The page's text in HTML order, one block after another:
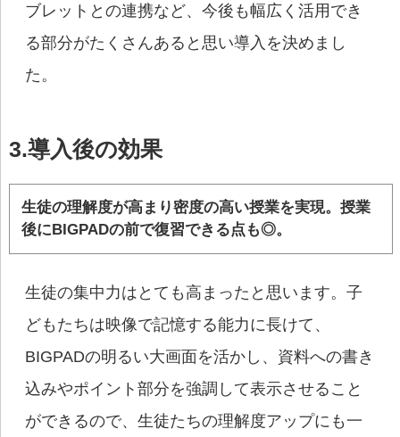
ブレットとの連携など、今後も幅広く活用でき
る部分がたくさんあると思い導入を決めまし
た。
3.導入後の効果
生徒の理解度が高まり密度の高い授業を実現。授業
後にBIGPADの前で復習できる点も◎。
生徒の集中力はとても高まったと思います。子
どもたちは映像で記憶する能力に長けて、
BIGPADの明るい大画面を活かし、資料への書き
込みやポイント部分を強調して表示させること
ができるので、生徒たちの理解度アップにも一